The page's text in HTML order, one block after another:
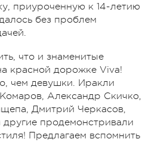
приуроченную к 14-летию
без проблем
что и знаменитые
красной дорожке Viva!
чем девушки. Иракли
Александр Скичко,
Дмитрий Черкасов,
продемонстривали
Предлагаем вспомнить